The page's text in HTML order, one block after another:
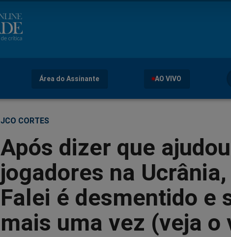
Área do Assinante AO VIVO
JCO CORTES
Após dizer que ajudou
jogadores na
Falei é desmentido e
mais uma vez (veja o